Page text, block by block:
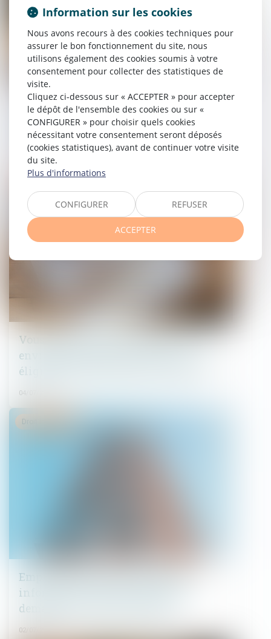
La fraude à la communauté de vie
entraîne l’annulation de la
déclaration de nationalité
07/07/2025
Vous êtes propriétaire bailleur et vous
envisagez des travaux, êtes-vous
éligible aux subventions de l’ANAH ?
04/07/2025
Emprunt du syndicat : la liste des
informations que le prêteur peut
demander au syndic est fixée
02/07/2025
Droit immobilier
Information sur les cookies
Nous avons recours à des cookies techniques pour
assurer le bon fonctionnement du site, nous
utilisons également des cookies soumis à votre
consentement pour collecter des statistiques de
visite.
Cliquez ci-dessous sur « ACCEPTER » pour accepter
le dépôt de l'ensemble des cookies ou sur «
CONFIGURER » pour choisir quels cookies
nécessitant votre consentement seront déposés
(cookies statistiques), avant de continuer votre visite
du site.
Plus d'informations
CONFIGURER REFUSER
ACCEPTER